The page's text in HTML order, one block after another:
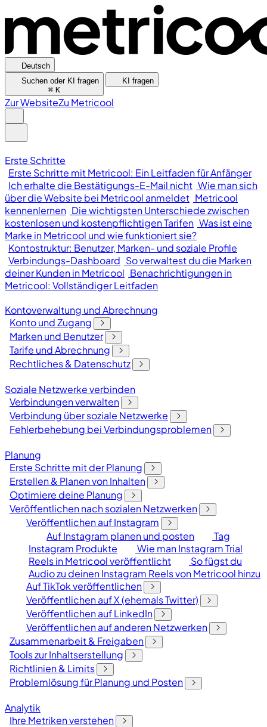
Deutsch
Suchen oder KI fragen
⌘ K
KI fragen
Zur WebsiteZu Metricool
Erste Schritte
Erste Schritte mit Metricool: Ein Leitfaden für Anfänger
Ich erhalte die Bestätigungs-E-Mail nicht Wie man sich
über die Website bei Metricool anmeldet Metricool
kennenlernen Die wichtigsten Unterschiede zwischen
kostenlosen und kostenpflichtigen Tarifen Was ist eine
Marke in Metricool und wie funktioniert sie?
Kontostruktur: Benutzer, Marken- und soziale Profile
Verbindungs-Dashboard So verwaltest du die Marken
deiner Kunden in Metricool Benachrichtigungen in
Metricool: Vollständiger Leitfaden
Kontoverwaltung und Abrechnung
Konto und Zugang
Marken und Benutzer
Tarife und Abrechnung
Rechtliches & Datenschutz
Soziale Netzwerke verbinden
Verbindungen verwalten
Verbindung über soziale Netzwerke
Fehlerbehebung bei Verbindungsproblemen
Planung
Erste Schritte mit der Planung
Erstellen & Planen von Inhalten
Optimiere deine Planung
Veröffentlichen nach sozialen Netzwerken
Veröffentlichen auf Instagram
Auf Instagram planen und posten
Tag
Instagram Produkte
Wie man Instagram Trial
Reels in Metricool veröffentlicht
So fügst du
Audio zu deinen Instagram Reels von Metricool hinzu
Auf TikTok veröffentlichen
Veröffentlichen auf X (ehemals Twitter)
Veröffentlichen auf LinkedIn
Veröffentlichen auf anderen Netzwerken
Zusammenarbeit & Freigaben
Tools zur Inhaltserstellung
Richtlinien & Limits
Problemlösung für Planung und Posten
Analytik
Ihre Metriken verstehen